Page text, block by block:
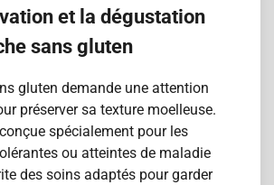
et la dégustation
sans gluten
gluten demande une attention
préserver sa texture moelleuse.
spécialement pour les
ou atteintes de maladie
des soins adaptés pour garder